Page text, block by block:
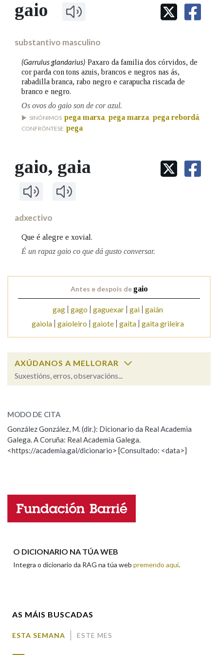
IDENTIDADE CORPORATIVA
MARCIAL DEL ADALID
FIGURAS HOMENAXEADAS
PRIMAVERA DAS LETRAS
PORTAL DAS PALABRAS
Facebook
TwitterYoutubeInstagram
Bluesky
BUSCAR NOS LEMAS
Remata por
Contén
Nas definicións
Na fraseoloxía
OUTRAS OPCIÓNS DE BUSCA
Marcas gramaticais
LIMPAR BUSCA
gaio
substantivo masculino
(Garrulus glandarius) Paxaro da familia dos córvidos, de
cor parda con tons azuis, brancos e negros nas ás,
rabadilla branca, rabo negro e carapucha riscada de
branco e negro.
Os ovos do gaio son de cor azul.
SINÓNIMOS pega marxa pega marza pega rebordá
CONFRÓNTESE pega
gaio, gaia
adxectivo
Que é alegre e xovial.
É un rapaz gaio co que dá gusto conversar.
Antes e despois degaio
gag gago gaguexar gai gaián
gaiola gaioleiro gaiote gaita gaita grileira
AXÚDANOS A MELLORAR
Suxestións, erros, observacións...
gaio (paxaro)
gaio, gaia (alegre)
ESCOLLE UNHA OPCIÓN:
Propoño mellorar a definición
Falta unha voz
MODO DE CITA
González González, M. (dir.): Dicionario da Real Academia
Galega. A Coruña: Real Academia Galega.
<https://academia.gal/dicionario> [Consultado: <data>]
O DICIONARIO NA TÚA WEB
Integra o dicionario da RAG na túa web premendo aquí.
AS MÁIS BUSCADAS
ESTA SEMANA ESTE MES